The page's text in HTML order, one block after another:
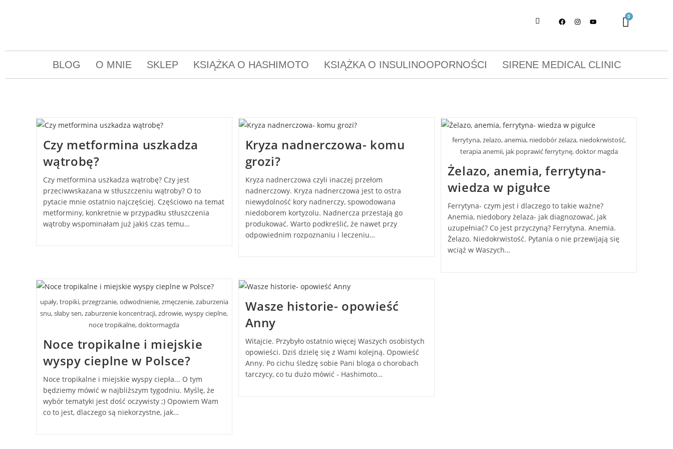
BLOG O MNIE SKLEP KSIĄŻKA O HASHIMOTO KSIĄŻKA O INSULINOOPORNOŚCI SIRENE MEDICAL CLINIC
Czy metformina uszkadza
wątrobę?
Czy metformina uszkadza wątrobę? Czy jest
przeciwwskazana w stłuszczeniu wątroby? O to
pytacie mnie ostatnio najczęściej. Częściowo na temat
metforminy, konkretnie w przypadku stłuszczenia
wątroby wspominałam już jakiś czas temu…
Kryza nadnerczowa- komu
grozi?
Kryza nadnerczowa czyli inaczej przełom
nadnerczowy. Kryza nadnerczowa jest to ostra
niewydolność kory nadnerczy, spowodowana
niedoborem kortyzolu. Nadnercza przestają go
produkować. Warto podkreślić, że nawet przy
odpowiednim rozpoznaniu i leczeniu…
ferrytyna, żelazo, anemia, niedobór żelaza, niedokrwistość,
terapia anemii, jak poprawić ferrytynę, doktor magda
Żelazo, anemia, ferrytyna-
wiedza w pigułce
Ferrytyna- czym jest i dlaczego to takie ważne?
Anemia, niedobory żelaza- jak diagnozować, jak
uzupełniać? Co jest przyczyną? Ferrytyna. Anemia.
Żelazo. Niedokrwistość. Pytania o nie przewijają się
wciąż w Waszych…
upały, tropiki, przegrzanie, odwodnienie, zmęczenie, zaburzenia
snu, słaby sen, zaburzenie koncentracji, zdrowie, wyspy cieplne,
noce tropikalne, doktormagda
Noce tropikalne i miejskie
wyspy cieplne w Polsce?
Noce tropikalne i miejskie wyspy ciepła... O tym
będziemy mówić w najbliższym tygodniu. Myślę, że
wybór tematyki jest dość oczywisty ;) Opowiem Wam
co to jest, dlaczego są niekorzystne, jak…
Wasze historie- opowieść
Anny
Witajcie. Przybyło ostatnio więcej Waszych osobistych
opowieści. Dziś dzielę się z Wami kolejną. Opowieść
Anny. Po cichu śledzę sobie Pani bloga o chorobach
tarczycy, co tu dużo mówić - Hashimoto…